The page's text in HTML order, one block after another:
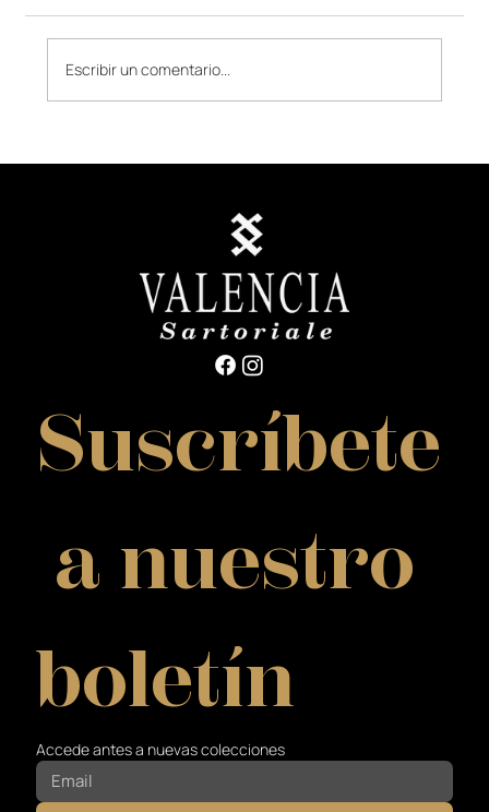
Escribir un comentario...
Suscríbete
a nuestro
boletín
Accede antes a nuevas colecciones